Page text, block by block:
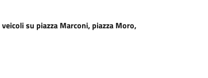
su piazza Marconi, piazza Moro,